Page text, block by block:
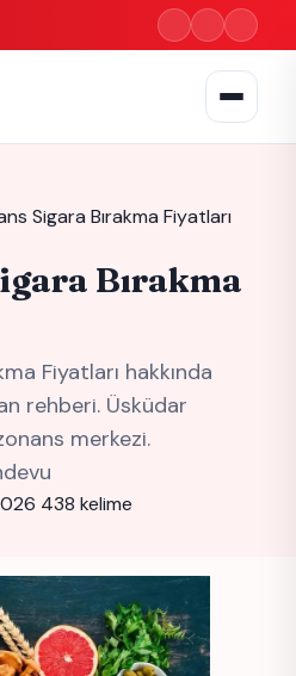
Sigara Bırakma Fiyatları
Bırakma
Fiyatları hakkında
rehberi. Üsküdar
merkezi.
438 kelime